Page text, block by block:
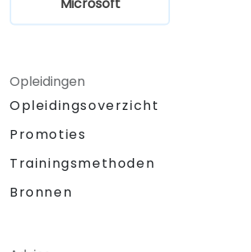
Opleidingen
Opleidingsoverzicht
Promoties
Trainingsmethoden
Bronnen